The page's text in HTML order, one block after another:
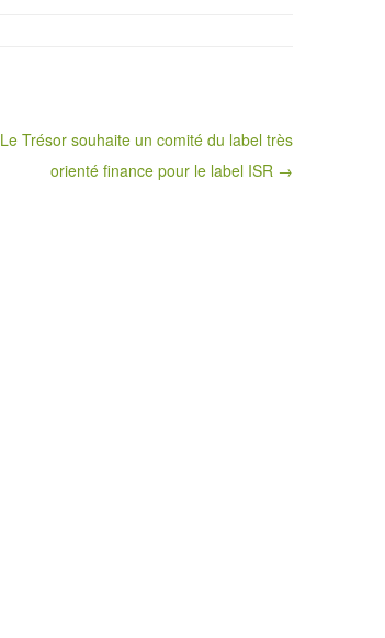
Le Trésor souhaite un comité du label très
orienté finance pour le label ISR →